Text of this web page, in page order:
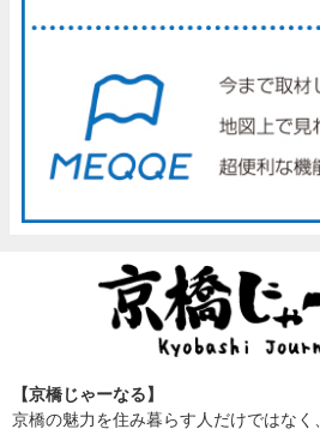
【京橋じゃーなる】
京橋の魅力を住み暮らす人だけではな